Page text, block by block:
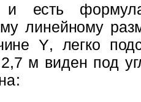
есть
ли­нейному
Y, легко
2,7 м виден под